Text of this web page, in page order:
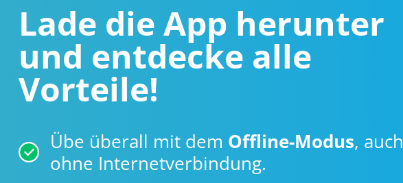
Lade die App herunter
und entdecke alle
Vorteile!
Übe überall mit dem Offline-Modus, auch
ohne Internetverbindung.